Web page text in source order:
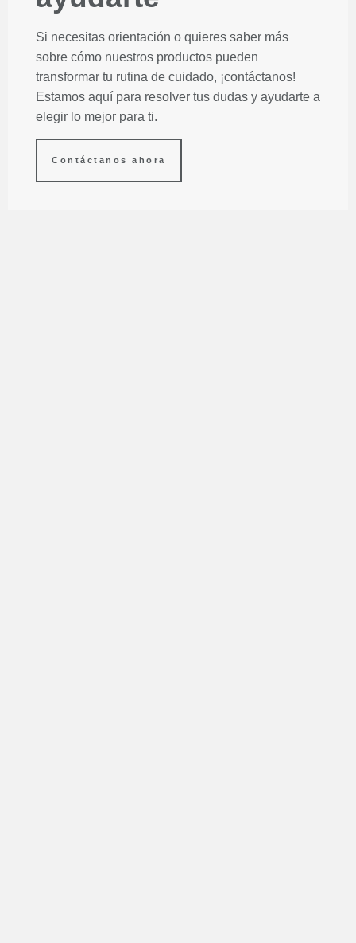
Si necesitas orientación o quieres saber más
sobre cómo nuestros productos pueden
transformar tu rutina de cuidado, ¡contáctanos!
Estamos aquí para resolver tus dudas y ayudarte a
elegir lo mejor para ti.
Contáctanos ahora